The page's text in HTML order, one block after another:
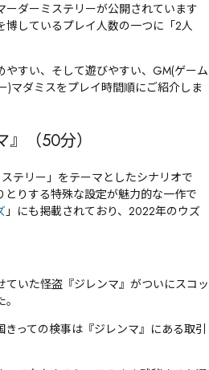
ダーミステリーが公開されています
博しているプレイ人数の一つに「2人
すい、そして遊びやすい、GM(ゲーム
)マダミスをプレイ時間順にご紹介しま
』（50分）
テリー」をテーマとしたシナリオで
りする特殊な設定が魅力的な一作で
」にも掲載されており、2022年のウズ
ていた怪盗『ジレンマ』がついにスコッ
っての検事は『ジレンマ』にある取引